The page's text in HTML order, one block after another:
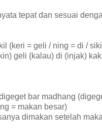
tepat dan sesuai
(keri = geli / ning = di /
geli (kalau) di (injak)
bar madhang
= makan besar)
dimakan setelah